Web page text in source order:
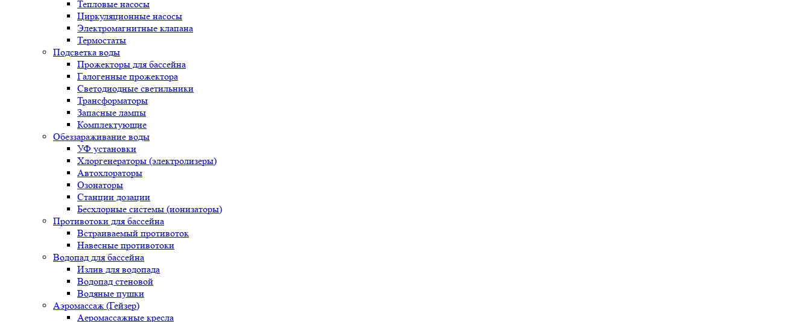
Тепловые насосы
Циркуляционные насосы
Электромагнитные клапана
Термостаты
Подсветка воды
Прожекторы для бассейна
Галогенные прожектора
Светодиодные светильники
Трансформаторы
Запасные лампы
Комплектующие
Обеззараживание воды
УФ установки
Хлоргенераторы (электролизеры)
Автохлораторы
Озонаторы
Станции дозации
Бесхлорные системы (ионизаторы)
Противотоки для бассейна
Встраиваемый противоток
Навесные противотоки
Водопад для бассейна
Излив для водопада
Водопад стеновой
Водяные пушки
Аэромассаж (Гейзер)
Аеромассажные кресла